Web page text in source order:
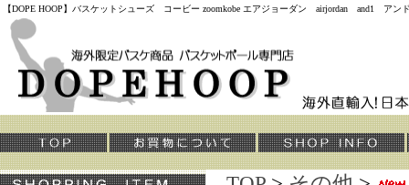
【DOPE HOOP】バスケットシューズ コービー zoomkobe エアジョーダン airjordan and1